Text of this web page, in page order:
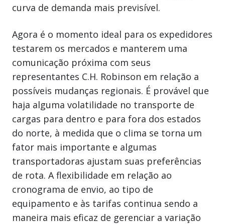
curva de demanda mais previsível.
Agora é o momento ideal para os expedidores
testarem os mercados e manterem uma
comunicação próxima com seus
representantes C.H. Robinson em relação a
possíveis mudanças regionais. É provável que
haja alguma volatilidade no transporte de
cargas para dentro e para fora dos estados
do norte, à medida que o clima se torna um
fator mais importante e algumas
transportadoras ajustam suas preferências
de rota. A flexibilidade em relação ao
cronograma de envio, ao tipo de
equipamento e às tarifas continua sendo a
maneira mais eficaz de gerenciar a variação